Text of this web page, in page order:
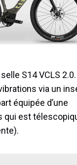
S14 VCLS 2.0.
via un
équipée d’une
qui est